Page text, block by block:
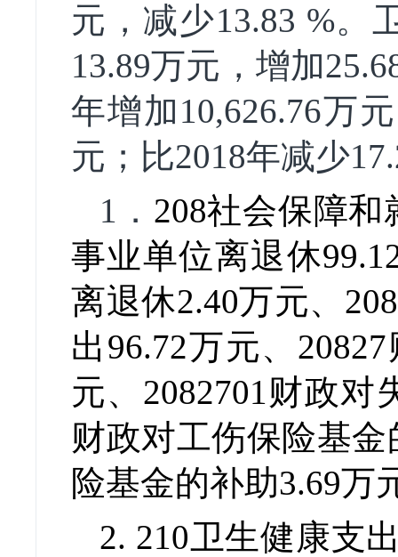
元，减少13.83 %。
13.89万元，增加
年增加10,626.76万
元；比2018年减少
1． 208社会保障和
事业单位离退休
离退休2.40万元、
出96.72万元、 20827
元、 2082701财政对
财政对工伤保险基
险基金的补助3.69万
2. 210卫生健康支